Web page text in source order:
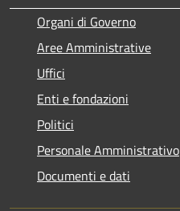
Organi di Governo
Aree Amministrative
Uffici
Enti e fondazioni
Politici
Personale Amministrativo
Documenti e dati